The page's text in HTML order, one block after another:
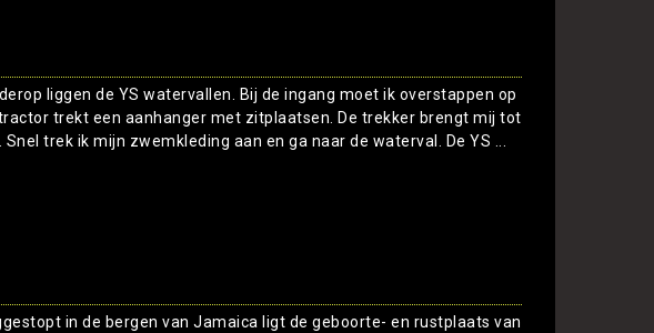
liggen de YS watervallen. Bij de ingang moet ik overstappen op
trekt een aanhanger met zitplaatsen. De trekker brengt mij tot
trek ik mijn zwemkleding aan en ga naar de waterval. De YS ...
in de bergen van Jamaica ligt de geboorte- en rustplaats van